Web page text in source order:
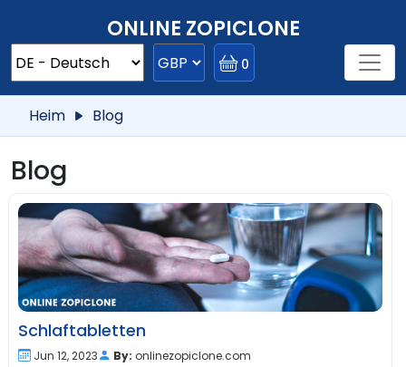
ONLINE ZOPICLONE
0
Heim Blog
Blog
Schlaftabletten
Jun 12, 2023 By: onlinezopiclone.com